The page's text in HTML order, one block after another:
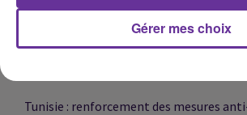
Djazaïri)
Maroc : 530 médecins spécialistes
Tunisie : renforcement des mesures
Gérer mes choix